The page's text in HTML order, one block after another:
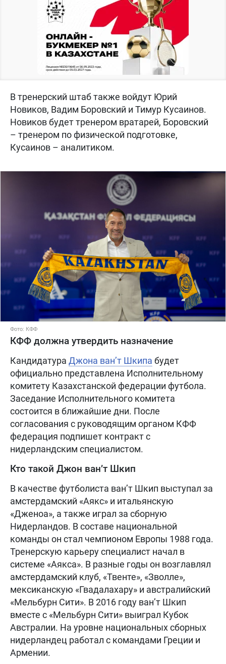
В тренерский штаб также войдут Юрий
Новиков, Вадим Боровский и Тимур Кусаинов.
Новиков будет тренером вратарей, Боровский
– тренером по физической подготовке,
Кусаинов – аналитиком.
Фото: КФФ
КФФ должна утвердить назначение
Кандидатура Джона ван’т Шкипа будет
официально представлена Исполнительному
комитету Казахстанской федерации футбола.
Заседание Исполнительного комитета
состоится в ближайшие дни. После
согласования с руководящим органом КФФ
федерация подпишет контракт с
нидерландским специалистом.
Кто такой Джон ван’т Шкип
В качестве футболиста ван’т Шкип выступал за
амстердамский «Аякс» и итальянскую
«Дженоа», а также играл за сборную
Нидерландов. В составе национальной
команды он стал чемпионом Европы 1988 года.
Тренерскую карьеру специалист начал в
системе «Аякса». В разные годы он возглавлял
амстердамский клуб, «Твенте», «Зволле»,
мексиканскую «Гвадалахару» и австралийский
«Мельбурн Сити». В 2016 году ван’т Шкип
вместе с «Мельбурн Сити» выиграл Кубок
Австралии. На уровне национальных сборных
нидерландец работал с командами Греции и
Армении.